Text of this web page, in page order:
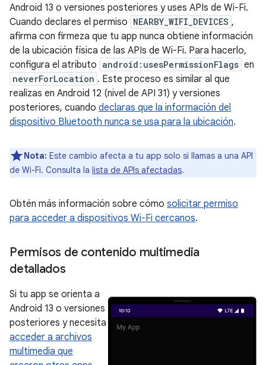
Android 13 o versiones posteriores y uses APIs de Wi-Fi.
Cuando declares el permiso NEARBY_WIFI_DEVICES ,
afirma con firmeza que tu app nunca obtiene información
de la ubicación física de las APIs de Wi-Fi. Para hacerlo,
configura el atributo android:usesPermissionFlags en
neverForLocation . Este proceso es similar al que
realizas en Android 12 (nivel de API 31) y versiones
posteriores, cuando declaras que la información del
dispositivo Bluetooth nunca se usa para la ubicación.
Nota: Este cambio afecta a tu app solo si llamas a una API
de Wi-Fi. Consulta la lista de APIs afectadas.
Obtén más información sobre cómo solicitar permiso
para acceder a dispositivos Wi-Fi cercanos.
Permisos de contenido multimedia
detallados
Si tu app se orienta a
Android 13 o versiones
posteriores y necesita
acceder a archivos
multimedia que